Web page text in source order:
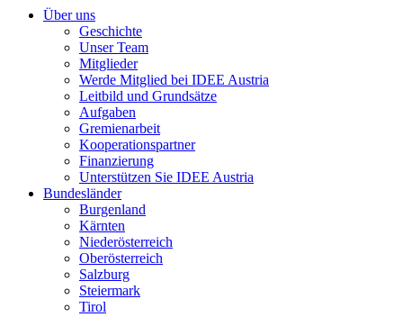
Über uns
Geschichte
Unser Team
Mitglieder
Werde Mitglied bei IDEE Austria
Leitbild und Grundsätze
Aufgaben
Gremienarbeit
Kooperationspartner
Finanzierung
Unterstützen Sie IDEE Austria
Bundesländer
Burgenland
Kärnten
Niederösterreich
Oberösterreich
Salzburg
Steiermark
Tirol